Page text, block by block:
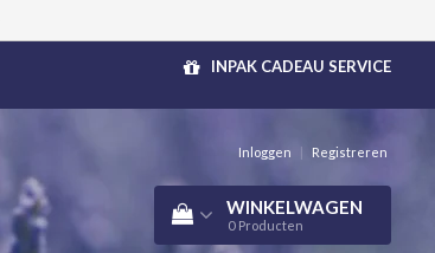
INPAK CADEAU SERVICE
Inloggen | Registreren
WINKELWAGEN
0 Producten